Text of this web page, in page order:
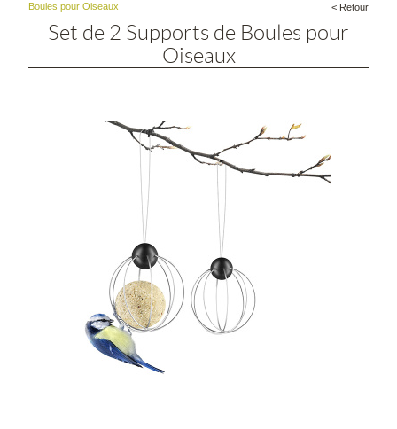
Boules pour Oiseaux
< Retour
Set de 2 Supports de Boules pour
Oiseaux